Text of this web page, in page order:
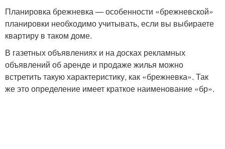
Планировка брежневка — особенности «брежневской»
планировки необходимо учитывать, если вы выбираете
квартиру в таком доме.
В газетных объявлениях и на досках рекламных
объявлений об аренде и продаже жилья можно
встретить такую характеристику, как «брежневка». Так
же это определение имеет краткое наименование «бр».